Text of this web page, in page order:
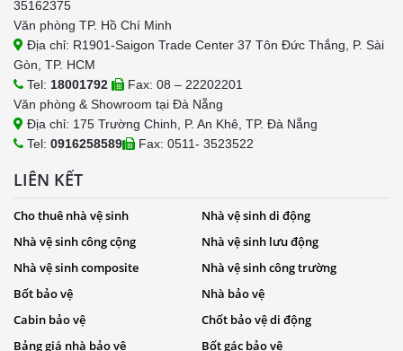
35162375
Văn phòng TP. Hồ Chí Minh
Địa chỉ: R1901-Saigon Trade Center 37 Tôn Đức Thắng, P. Sài
Gòn, TP. HCM
Tel: 18001792
Fax: 08 – 22202201
Văn phòng & Showroom tại Đà Nẵng
Địa chỉ: 175 Trường Chinh, P. An Khê, TP. Đà Nẵng
Tel: 0916258589 Fax: 0511- 3523522
LIÊN KẾT
Cho thuê nhà vệ sinh
Nhà vệ sinh di động
Nhà vệ sinh công cộng
Nhà vệ sinh lưu động
Nhà vệ sinh composite
Nhà vệ sinh công trường
Bốt bảo vệ
Nhà bảo vệ
Cabin bảo vệ
Chốt bảo vệ di động
Bảng giá nhà bảo vệ
Bốt gác bảo vệ